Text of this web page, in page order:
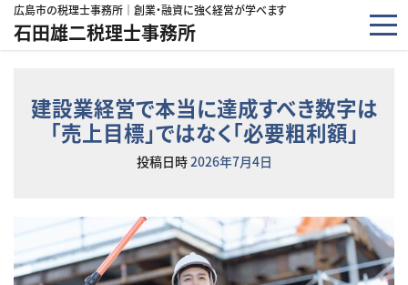
コンテンツへスキップ
広島市の税理士事務所｜創業・融資に強く経営が学べます
石田雄二税理士事務所
建設業経営で本当に達成すべき数字は
「売上目標」ではなく「必要粗利額」
投稿日時2026年7月4日